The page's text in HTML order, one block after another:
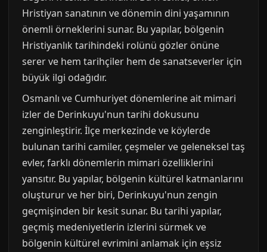
Hristiyan sanatının ve dönemin dini yaşamının
önemli örneklerini sunar. Bu yapılar, bölgenin
Hristiyanlık tarihindeki rolünü gözler önüne
serer ve hem tarihçiler hem de sanatseverler için
büyük ilgi odağıdır.
Osmanlı ve Cumhuriyet dönemlerine ait mimari
izler de Derinkuyu'nun tarihi dokusunu
zenginleştirir. İlçe merkezinde ve köylerde
bulunan tarihi camiler, çeşmeler ve geleneksel taş
evler, farklı dönemlerin mimari özelliklerini
yansıtır. Bu yapılar, bölgenin kültürel katmanlarını
oluşturur ve her biri, Derinkuyu'nun zengin
geçmişinden bir kesit sunar. Bu tarihi yapılar,
geçmiş medeniyetlerin izlerini sürmek ve
bölgenin kültürel evrimini anlamak için eşsiz